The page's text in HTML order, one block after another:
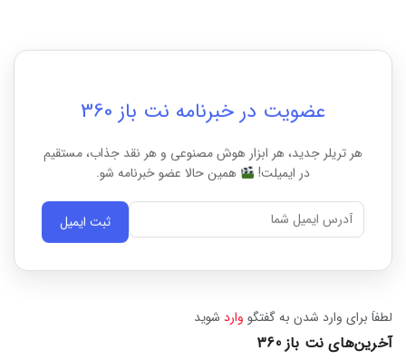
عضویت در خبرنامه نت باز 360
هر تریلر جدید، هر ابزار هوش مصنوعی و هر نقد جذاب، مستقیم
در ایمیلت!
همین حالا عضو خبرنامه شو.
ثبت ایمیل
لطفاَ برای وارد شدن به گفتگو وارد شوید
آخرین‌های نت باز 360